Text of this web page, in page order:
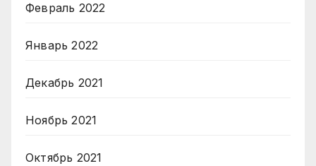
Февраль 2022
Январь 2022
Декабрь 2021
Ноябрь 2021
Октябрь 2021